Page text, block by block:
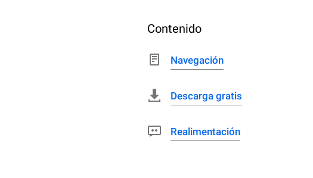
Contenido
Navegación
Descarga gratis
Realimentación